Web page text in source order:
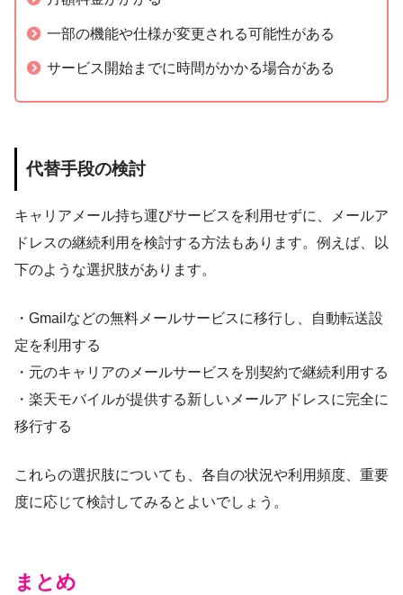
一部の機能や仕様が変更される可能性がある
サービス開始までに時間がかかる場合がある
代替手段の検討
キャリアメール持ち運びサービスを利用せずに、メールア
ドレスの継続利用を検討する方法もあります。例えば、以
下のような選択肢があります。
・Gmailなどの無料メールサービスに移行し、自動転送設
定を利用する
・元のキャリアのメールサービスを別契約で継続利用する
・楽天モバイルが提供する新しいメールアドレスに完全に
移行する
これらの選択肢についても、各自の状況や利用頻度、重要
度に応じて検討してみるとよいでしょう。
まとめ